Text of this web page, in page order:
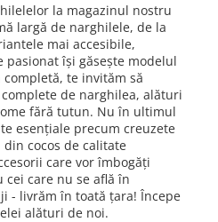
la magazinul nostru
largă de narghilele, de la
mai accesibile,
pasionat își găsește modelul
te invităm să
de narghilea, alături
fără tutun. Nu în ultimul
esențiale precum creuzete
cocos de calitate
care vor îmbogăți
care nu se află în
- livrăm în toată țara! Începe
alături de noi.